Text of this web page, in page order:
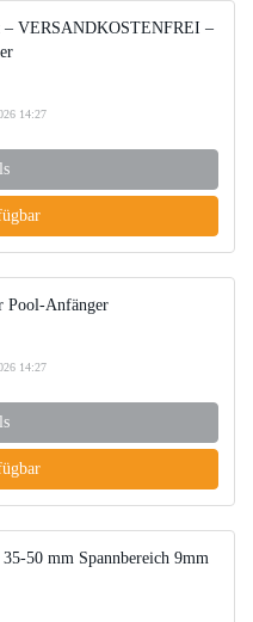
VERSANDKOSTENFREI –
14:27
Pool-Anfänger
14:27
50 mm Spannbereich 9mm